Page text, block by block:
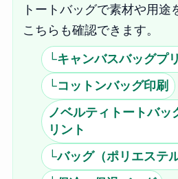
トートバッグで素材や用途
こちらも確認できます。
└キャンバスバッグプ
└コットンバッグ印刷
ノベルティトートバッ
リント
└バッグ（ポリエステ